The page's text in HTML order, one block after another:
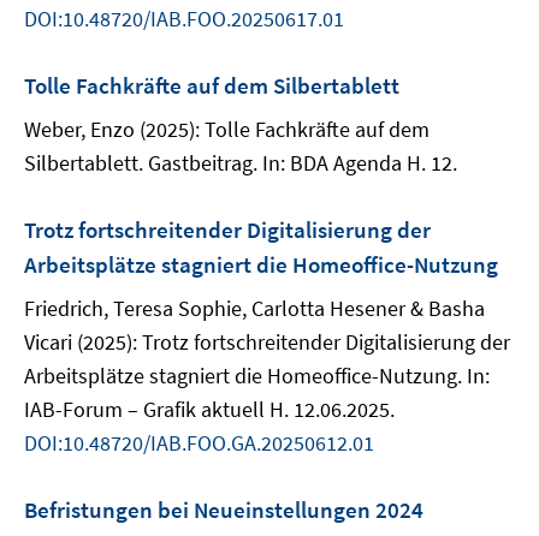
DOI:10.48720/IAB.FOO.20250617.01
Tolle Fachkräfte auf dem Silbertablett
Weber, Enzo (2025): Tolle Fachkräfte auf dem
Silbertablett. Gastbeitrag. In: BDA Agenda H. 12.
Trotz fortschreitender Digitalisierung der
Arbeitsplätze stagniert die Homeoffice-Nutzung
Friedrich, Teresa Sophie, Carlotta Hesener & Basha
Vicari (2025): Trotz fortschreitender Digitalisierung der
Arbeitsplätze stagniert die Homeoffice-Nutzung. In:
IAB-Forum – Grafik aktuell H. 12.06.2025.
DOI:10.48720/IAB.FOO.GA.20250612.01
Befristungen bei Neueinstellungen 2024